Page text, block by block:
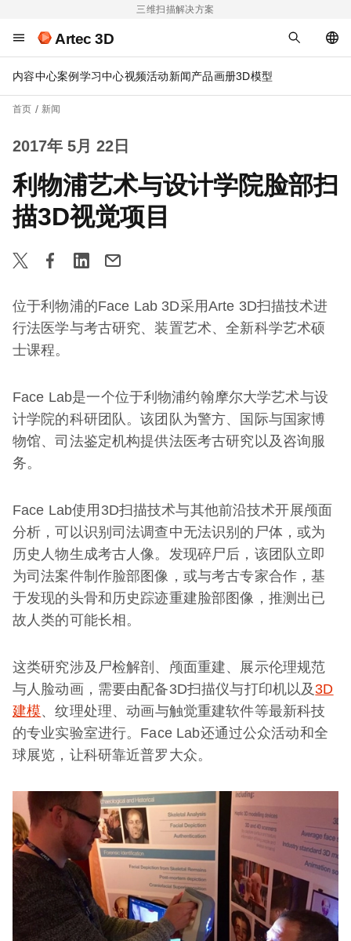
三维扫描解决方案
Artec 3D
内容中心案例 学习中心视频活动新闻产品画册3D模型
首页 新闻
2017年 5月 22日
利物浦艺术与设计学院脸部扫
描3D视觉项目
位于利物浦的Face Lab 3D采用Arte 3D扫描技术进
行法医学与考古研究、装置艺术、全新科学艺术硕
士课程。
Face Lab是一个位于利物浦约翰摩尔大学艺术与设
计学院的科研团队。该团队为警方、国际与国家博
物馆、司法鉴定机构提供法医考古研究以及咨询服
务。
Face Lab使用3D扫描技术与其他前沿技术开展颅面
分析，可以识别司法调查中无法识别的尸体，或为
历史人物生成考古人像。发现碎尸后，该团队立即
为司法案件制作脸部图像，或与考古专家合作，基
于发现的头骨和历史踪迹重建脸部图像，推测出已
故人类的可能长相。
这类研究涉及尸检解剖、颅面重建、展示伦理规范
与人脸动画，需要由配备3D扫描仪与打印机以及3D
建模、纹理处理、动画与触觉重建软件等最新科技
的专业实验室进行。Face Lab还通过公众活动和全
球展览，让科研靠近普罗大众。